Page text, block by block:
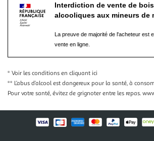
Interdiction de vente de
alcooliques aux mineurs de
La preuve de majorité de l'acheteur est
vente en ligne.
* Voir les conditions en cliquant ici
** L’abus d’alcool est dangereux pour la santé, à
Pour votre santé, évitez de grignoter entre les repas.